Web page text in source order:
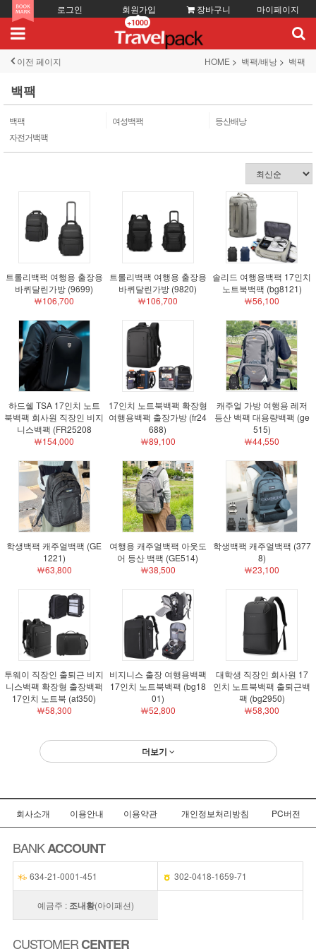
로그인 회원가입
+1000
장바구니 마이페이지
이전 페이지 HOME 백팩/배낭 백팩
백팩
백팩 여성백팩
등산배낭
자전거백팩
트롤리백팩 여행용 출장용
바퀴달린가방 (9699)
￦106,700
트롤리백팩 여행용 출장용
바퀴달린가방 (9820)
￦106,700
솔리드 여행용백팩 17인치
노트북백팩 (bg8121)
￦56,100
하드쉘 TSA 17인치 노트
북백팩 회사원 직장인 비지
니스백팩 (FR25208
￦154,000
17인치 노트북백팩 확장형
여행용백팩 출장가방 (fr24
688)
￦89,100
캐주얼 가방 여행용 레저
등산 백팩 대용량백팩 (ge
515)
￦44,550
학생백팩 캐주얼백팩 (GE
1221)
￦63,800
여행용 캐주얼백팩 아웃도
어 등산 백팩 (GE514)
￦38,500
학생백팩 캐주얼백팩 (377
8)
￦23,100
투웨이 직장인 출퇴근 비지
니스백팩 확장형 출장백팩
17인치 노트북 (at350)
￦58,300
비지니스 출장 여행용백팩
17인치 노트북백팩 (bg18
01)
￦52,800
대학생 직장인 회사원 17
인치 노트북백팩 출퇴근백
팩 (bg2950)
￦58,300
더보기
회사소개 이용안내 이용약관 개인정보처리방침 PC버전
BANKACCOUNT
634-21-0001-451 302-0418-1659-71
예금주 : 조내황(아이패션)
CUSTOMERCENTER